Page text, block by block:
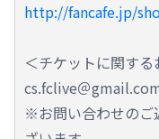
http://fancafe.jp/
＜チケットに関する
cs.fclive＠
※お問い合わせのご